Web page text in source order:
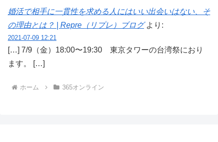
婚活で相手に一貫性を求める人にはいい出会いはない、そ
の理由とは？ | Repre（リプレ）ブログ より:
2021-07-09 12:21
[…] 7/9（金）18:00〜19:30 東京タワーの台湾祭におり
ます。 […]
ホーム 365オンライン